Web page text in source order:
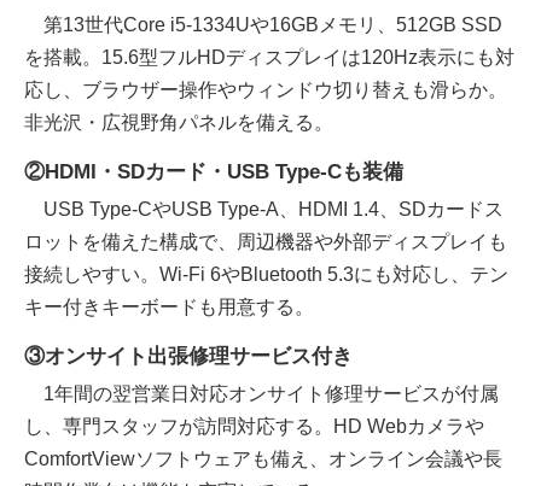
第13世代Core i5-1334Uや16GBメモリ、512GB SSD
を搭載。15.6型フルHDディスプレイは120Hz表示にも対
応し、ブラウザー操作やウィンドウ切り替えも滑らか。
非光沢・広視野角パネルを備える。
②HDMI・SDカード・USB Type-Cも装備
USB Type-CやUSB Type-A、HDMI 1.4、SDカードス
ロットを備えた構成で、周辺機器や外部ディスプレイも
接続しやすい。Wi-Fi 6やBluetooth 5.3にも対応し、テン
キー付きキーボードも用意する。
③オンサイト出張修理サービス付き
1年間の翌営業日対応オンサイト修理サービスが付属
し、専門スタッフが訪問対応する。HD Webカメラや
ComfortViewソフトウェアも備え、オンライン会議や長